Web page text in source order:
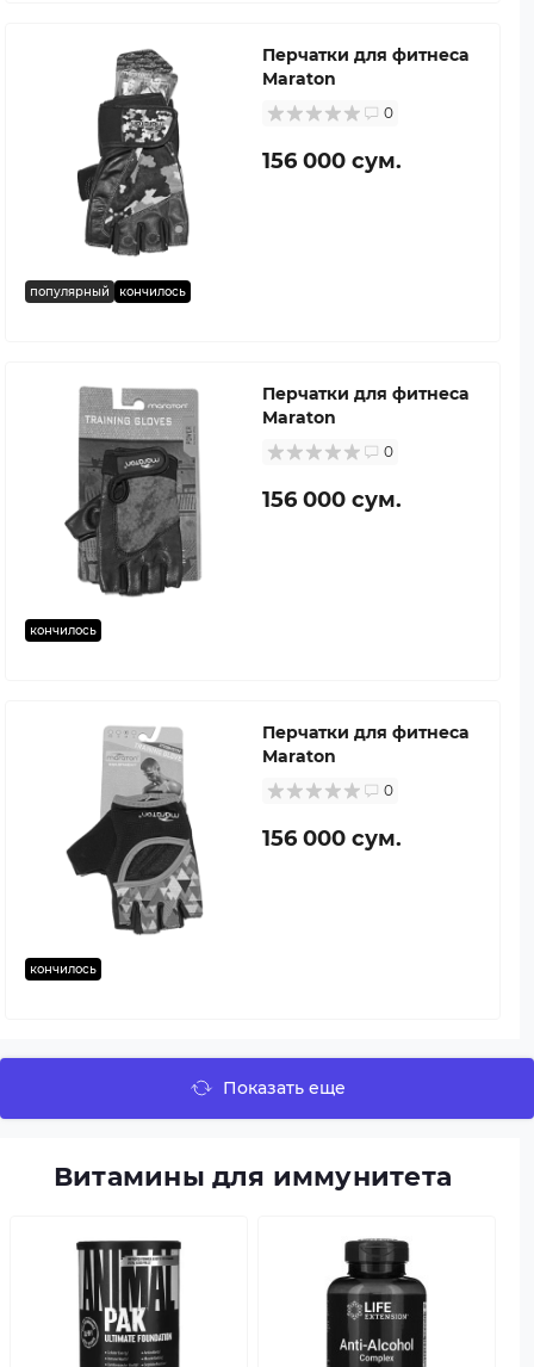
популярный кончилось
Перчатки для фитнеса
Maraton
0
156 000 сум.
кончилось
Перчатки для фитнеса
Maraton
0
156 000 сум.
кончилось
Перчатки для фитнеса
Maraton
0
156 000 сум.
Показать еще
Витамины для иммунитета